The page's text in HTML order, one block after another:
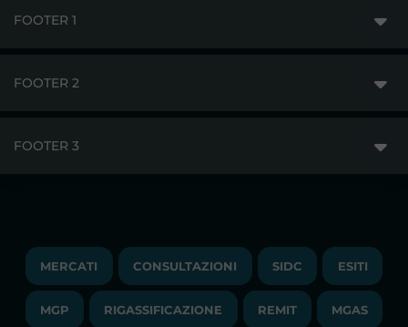
FOOTER 1
PUBBLICAZIONI
COMUNICATI/NEWS
FOOTER 2
LAVORA CON NOI
FOOTER 3
TRAYPORT M. ELETTRICO
LIQUIDITY PROVIDERS
MERCATI CONSULTAZIONI SIDC ESITI
MGP RIGASSIFICAZIONE REMIT MGAS